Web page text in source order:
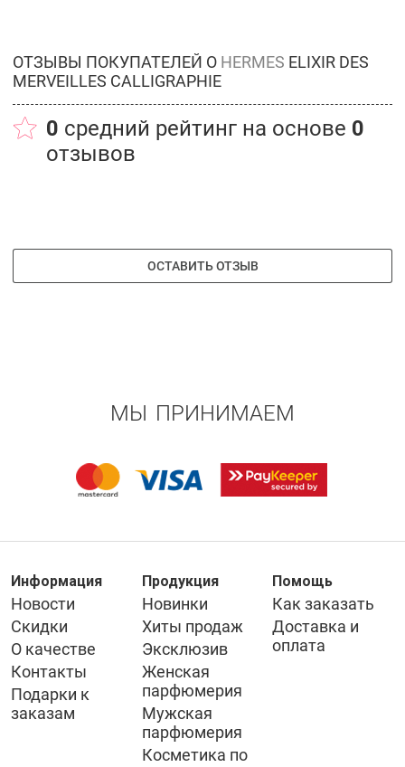
ОТЗЫВЫ ПОКУПАТЕЛЕЙ О HERMES ELIXIR DES
MERVEILLES CALLIGRAPHIE
0 средний рейтинг на основе 0
отзывов
ОСТАВИТЬ ОТЗЫВ
МЫ ПРИНИМАЕМ
Информация
Новости
Скидки
О качестве
Контакты
Подарки к
заказам
Продукция
Новинки
Хиты продаж
Эксклюзив
Женская
парфюмерия
Мужская
парфюмерия
Косметика по
Помощь
Как заказать
Доставка и
оплата